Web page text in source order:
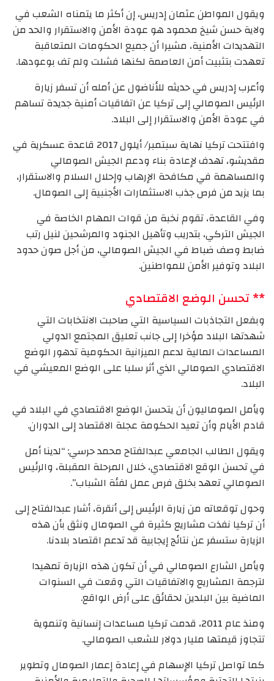
ويقول المواطن عثمان إدريس، إن أكثر ما يتمناه الشعب في
ولاية حسن شيخ محمود هو عودة الأمن والاستقرار والحد من
التهديدات الأمنية، مشيرا أن جميع الحكومات المتعاقبة
تعهدت بتثبيت أمن العاصمة لكنها فشلت ولم تف بوعودها.
وأعرب إدريس في حديثه للأناضول عن أمله أن تسفر زيارة
الرئيس الصومالي إلى تركيا عن اتفاقيات أمنية جديدة تساهم
في عودة الأمن والاستقرار إلى البلاد.
وافتتحت تركيا نهاية سبتمبر/ أيلول 2017 قاعدة عسكرية في
مقديشو، تهدف لإعادة بناء ودعم الجيش الصومالي
والمساهمة في مكافحة الإرهاب وإحلال السلام والاستقرار،
بما يزيد من فرص جذب الاستثمارات الأجنبية إلى الصومال.
وفي القاعدة، تقوم نخبة من قوات المهام الخاصة في
الجيش التركي، بتدريب وتأهيل الجنود والمرشحين لنيل رتب
ضابط وصف ضباط في الجيش الصومالي، من أجل صون حدود
البلاد وتوفير الأمن للمواطنين.
** تحسن الوضع الاقتصادي
وبفعل التجاذبات السياسية التي صاحبت الانتخابات التي
شهدتها البلاد مؤخرا إلى جانب تعليق المجتمع الدولي
المساعدات المالية لدعم الميزانية الحكومية تدهور الوضع
الاقتصادي الصومالي الذي أثر سلبا على الوضع المعيشي في
البلاد.
ويأمل الصوماليون أن يتحسن الوضع الاقتصادي في البلاد في
قادم الأيام وأن تعيد الحكومة عجلة الاقتصاد إلى الدوران.
ويقول الطالب الجامعي عبدالفتاح محمد حرسي: “لدينا أمل
في تحسن الوقع الاقتصادي، خلال المرحلة المقبلة، والرئيس
الصومالي تعهد بخلق فرص عمل لفئة الشباب”.
وحول توقعاته من زيارة الرئيس إلى أنقرة، أشار عبدالفتاح إلى
أن تركيا نفذت مشاريع كثيرة في الصومال ونثق بأن هذه
الزيارة ستسفر عن نتائج إيجابية قد تدعم اقتصاد بلادنا.
ويأمل الشارع الصومالي في أن تكون هذه الزيارة تمهيدا
لترجمة المشاريع والاتفاقيات التي وقعت في السنوات
الماضية بين البلدين لحقائق على أرض الواقع.
ومنذ عام 2011، قدمت تركيا مساعدات إنسانية وتنموية
تتجاوز قيمتها مليار دولار للشعب الصومالي.
كما تواصل تركيا الإسهام في إعادة إعمار الصومال وتطوير